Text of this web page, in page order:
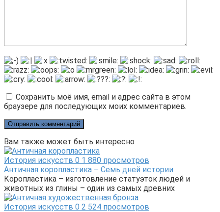
Сохранить моё имя, email и адрес сайта в этом
браузере для последующих моих комментариев.
Вам также может быть интересно
История искусств 0 1 880 просмотров
Античная коропластика – Семь дней истории
Коропластика – изготовление статуэток людей и
животных из глины – один из самых древних
История искусств 0 2 524 просмотров